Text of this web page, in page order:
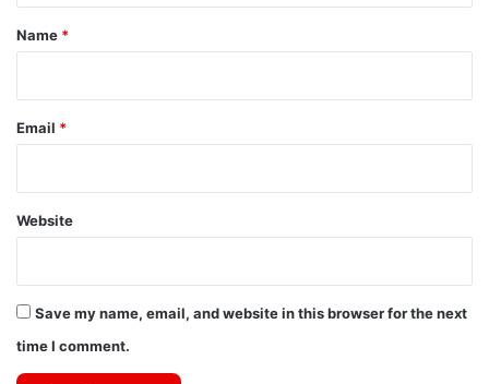
*
Name *
Email *
Website
Save my name, email, and website in this browser for the next
time I comment.